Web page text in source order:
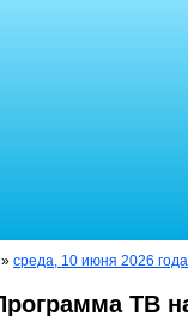
» среда, 10 июня 2026 года
ТВ